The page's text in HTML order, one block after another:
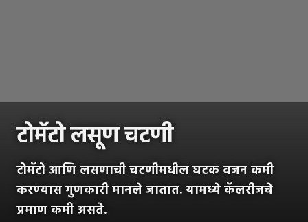
टोमॅटो लसूण चटणी
टोमॅटो आणि लसणाची चटणीमधील घटक वजन कमी
करण्यास गुणकारी मानले जातात. यामध्ये कॅलरीजचे
प्रमाण कमी असते.